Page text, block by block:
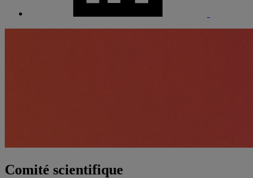
Comité scientifique